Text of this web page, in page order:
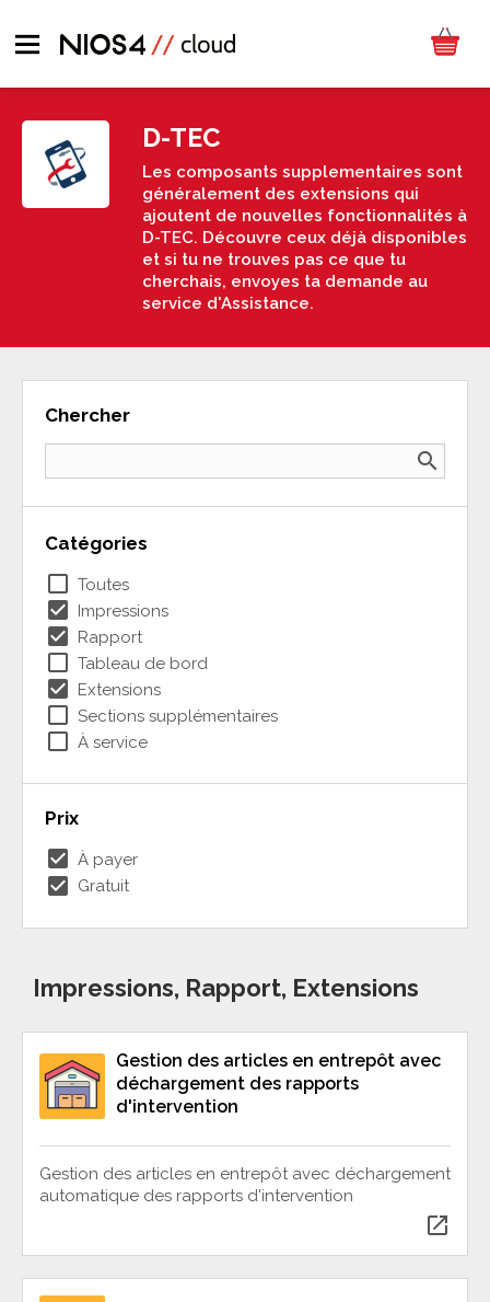
D-TEC
Les composants supplementaires sont
généralement des extensions qui
ajoutent de nouvelles fonctionnalités à
D-TEC. Découvre ceux déjà disponibles
et si tu ne trouves pas ce que tu
cherchais, envoyes ta demande au
service d'Assistance.
Chercher
search
Catégories
check_box_outline_blank Toutes
check_box Impressions
check_box Rapport
check_box_outline_blank Tableau de bord
check_box Extensions
check_box_outline_blank Sections supplémentaires
check_box_outline_blank À service
Prix
check_box À payer
check_box Gratuit
Impressions, Rapport, Extensions
Gestion des articles en entrepôt avec
déchargement des rapports
d'intervention
Gestion des articles en entrepôt avec déchargement
automatique des rapports d'intervention
open_in_new